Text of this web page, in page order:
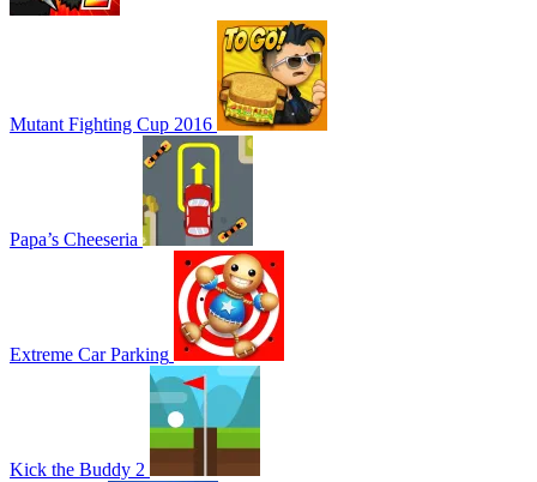
Mutant Fighting Cup 2016
Papa’s Cheeseria
Extreme Car Parking
Kick the Buddy 2